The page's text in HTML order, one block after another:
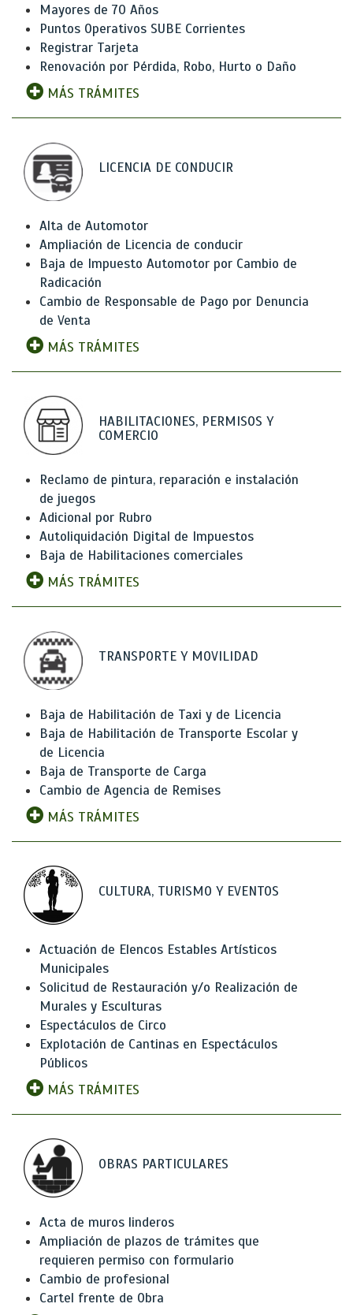
Mayores de 70 Años
Puntos Operativos SUBE Corrientes
Registrar Tarjeta
Renovación por Pérdida, Robo, Hurto o Daño
MÁS TRÁMITES
LICENCIA DE CONDUCIR
Alta de Automotor
Ampliación de Licencia de conducir
Baja de Impuesto Automotor por Cambio de
Radicación
Cambio de Responsable de Pago por Denuncia
de Venta
MÁS TRÁMITES
HABILITACIONES, PERMISOS Y
COMERCIO
Reclamo de pintura, reparación e instalación
de juegos
Adicional por Rubro
Autoliquidación Digital de Impuestos
Baja de Habilitaciones comerciales
MÁS TRÁMITES
TRANSPORTE Y MOVILIDAD
Baja de Habilitación de Taxi y de Licencia
Baja de Habilitación de Transporte Escolar y
de Licencia
Baja de Transporte de Carga
Cambio de Agencia de Remises
MÁS TRÁMITES
CULTURA, TURISMO Y EVENTOS
Actuación de Elencos Estables Artísticos
Municipales
Solicitud de Restauración y/o Realización de
Murales y Esculturas
Espectáculos de Circo
Explotación de Cantinas en Espectáculos
Públicos
MÁS TRÁMITES
OBRAS PARTICULARES
Acta de muros linderos
Ampliación de plazos de trámites que
requieren permiso con formulario
Cambio de profesional
Cartel frente de Obra